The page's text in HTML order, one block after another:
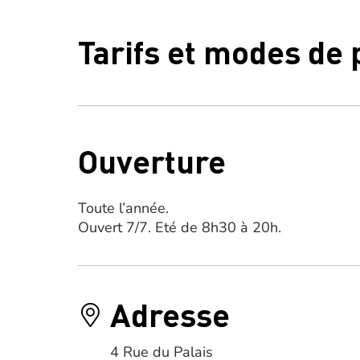
Tarifs et modes de
Ouverture
Toute l’année.
Ouvert 7/7. Eté de 8h30 à 20h.
Adresse
4 Rue du Palais